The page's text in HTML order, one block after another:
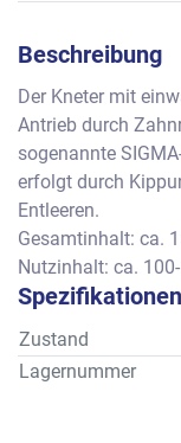
Beschreibung
Der Kneter mit
Antrieb durch
sogenannte
erfolgt durch
Entleeren.
Gesamtinhalt: ca.
Nutzinhalt: ca.
Spezifikationen
Zustand
Lagernummer